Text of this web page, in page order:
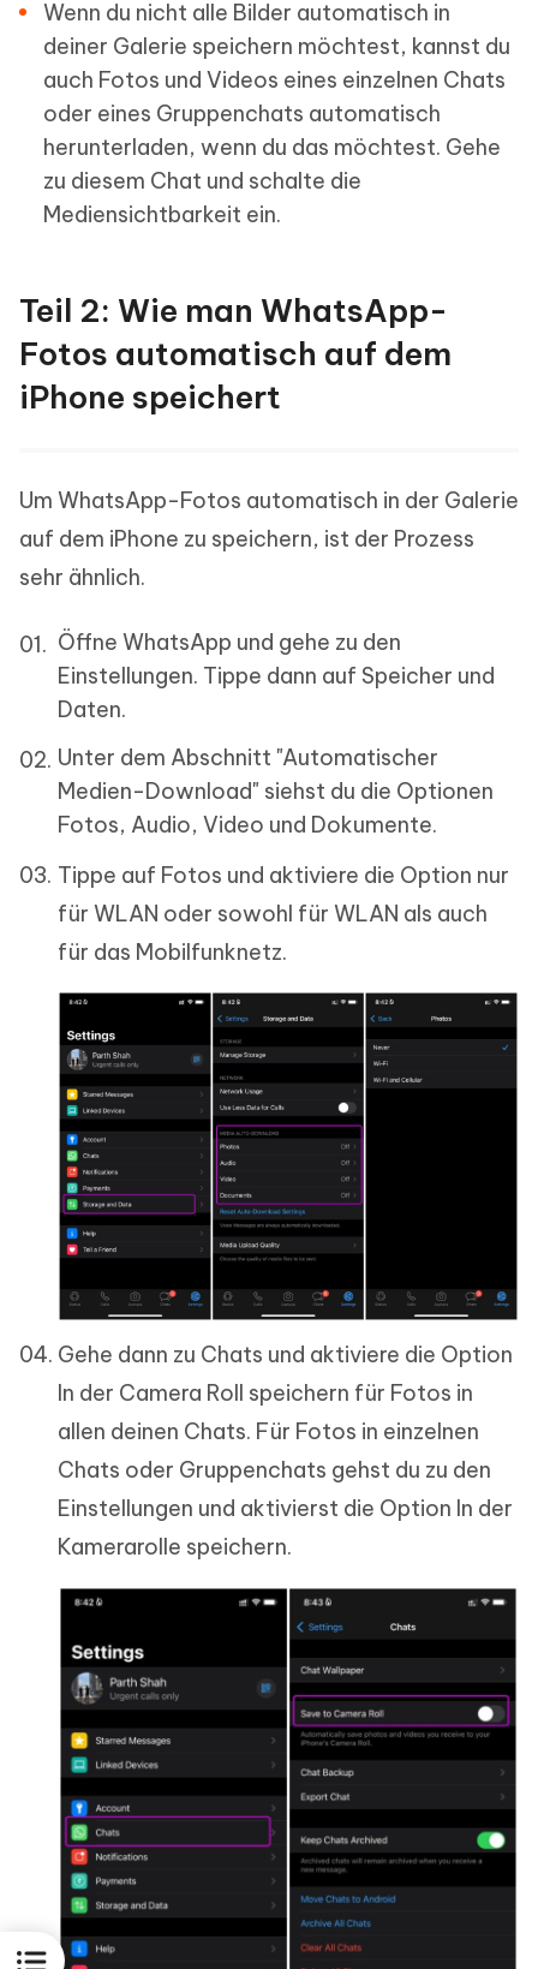
Wenn du nicht alle Bilder automatisch in
deiner Galerie speichern möchtest, kannst du
auch Fotos und Videos eines einzelnen Chats
oder eines Gruppenchats automatisch
herunterladen, wenn du das möchtest. Gehe
zu diesem Chat und schalte die
Mediensichtbarkeit ein.
Teil 2: Wie man WhatsApp-
Fotos automatisch auf dem
iPhone speichert
Um WhatsApp-Fotos automatisch in der Galerie
auf dem iPhone zu speichern, ist der Prozess
sehr ähnlich.
Öffne WhatsApp und gehe zu den
Einstellungen. Tippe dann auf Speicher und
Daten.
Unter dem Abschnitt "Automatischer
Medien-Download" siehst du die Optionen
Fotos, Audio, Video und Dokumente.
Tippe auf Fotos und aktiviere die Option nur
für WLAN oder sowohl für WLAN als auch
für das Mobilfunknetz.
Gehe dann zu Chats und aktiviere die Option
In der Camera Roll speichern für Fotos in
allen deinen Chats. Für Fotos in einzelnen
Chats oder Gruppenchats gehst du zu den
Einstellungen und aktivierst die Option In der
Kamerarolle speichern.